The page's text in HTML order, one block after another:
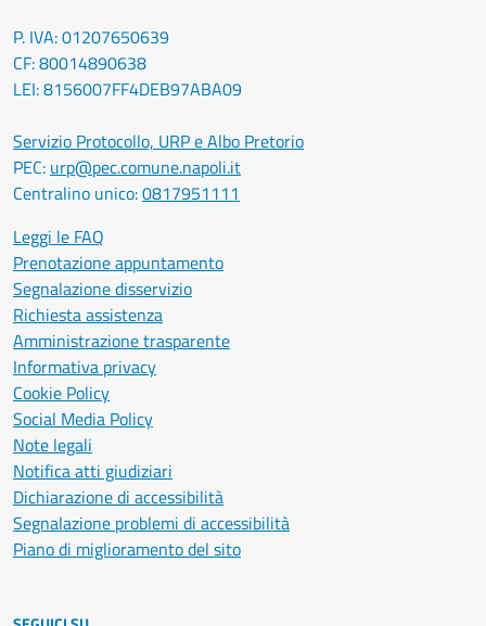
P. IVA: 01207650639
CF: 80014890638
LEI: 8156007FF4DEB97ABA09
Servizio Protocollo, URP e Albo Pretorio
PEC: urp@pec.comune.napoli.it
Centralino unico:0817951111
Leggi le FAQ
Prenotazione appuntamento
Segnalazione disservizio
Richiesta assistenza
Amministrazione trasparente
Informativa privacy
Cookie Policy
Social Media Policy
Note legali
Notifica atti giudiziari
Dichiarazione di accessibilità
Segnalazione problemi di accessibilità
Piano di miglioramento del sito